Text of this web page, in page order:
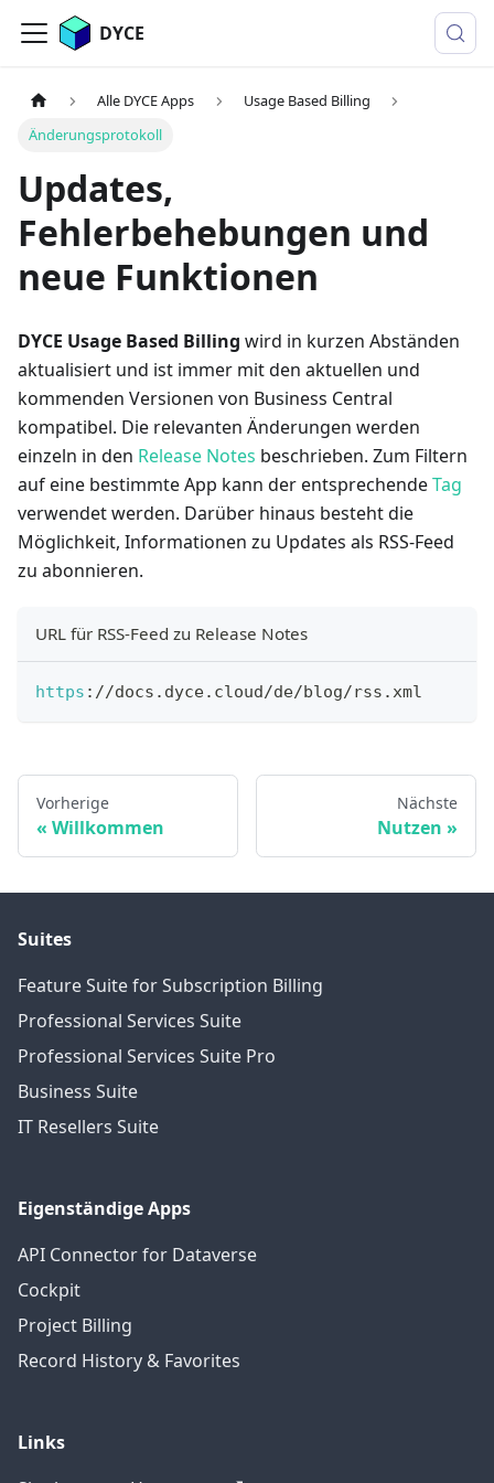
DYCE
Alle DYCE Apps
Usage Based Billing
Änderungsprotokoll
Updates,
Fehlerbehebungen und
neue Funktionen
DYCE Usage Based Billing wird in kurzen Abständen
aktualisiert und ist immer mit den aktuellen und
kommenden Versionen von Business Central
kompatibel. Die relevanten Änderungen werden
einzeln in den Release Notes beschrieben. Zum Filtern
auf eine bestimmte App kann der entsprechendeTag
verwendet werden. Darüber hinaus besteht die
Möglichkeit, Informationen zu Updates als RSS-Feed
zu abonnieren.
URL für RSS-Feed zu Release Notes
https : //docs . dyce. cloud/de/blog/rss .xml
Vorherige
Willkommen
Nächste
Nutzen
Suites
Feature Suite for Subscription Billing
Professional Services Suite
Professional Services Suite Pro
Business Suite
IT Resellers Suite
Eigenständige Apps
API Connector for Dataverse
Cockpit
Project Billing
Record History & Favorites
Links